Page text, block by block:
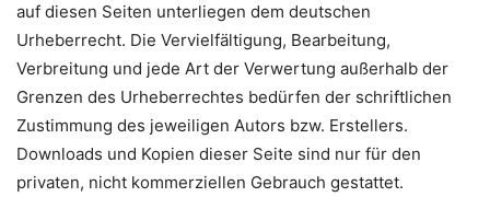
auf diesen Seiten unterliegen dem deutschen
Urheberrecht. Die Vervielfältigung, Bearbeitung,
Verbreitung und jede Art der Verwertung außerhalb der
Grenzen des Urheberrechtes bedürfen der schriftlichen
Zustimmung des jeweiligen Autors bzw. Erstellers.
Downloads und Kopien dieser Seite sind nur für den
privaten, nicht kommerziellen Gebrauch gestattet.